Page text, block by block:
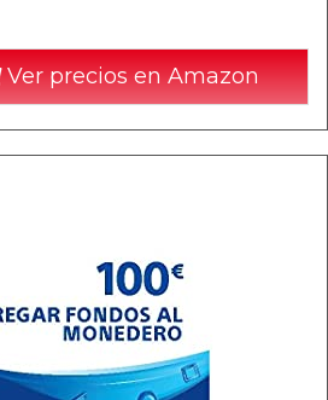
Ver precios en Amazon